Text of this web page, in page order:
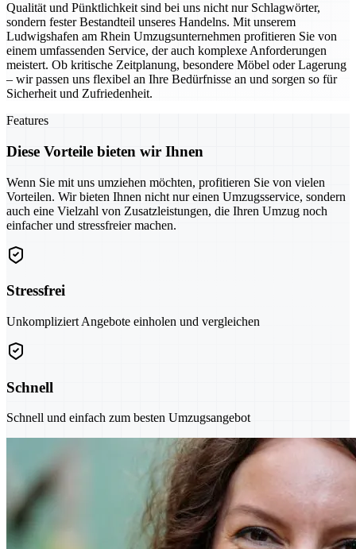
Qualität und Pünktlichkeit sind bei uns nicht nur Schlagwörter,
sondern fester Bestandteil unseres Handelns. Mit unserem
Ludwigshafen am Rhein Umzugsunternehmen profitieren Sie von
einem umfassenden Service, der auch komplexe Anforderungen
meistert. Ob kritische Zeitplanung, besondere Möbel oder Lagerung
– wir passen uns flexibel an Ihre Bedürfnisse an und sorgen so für
Sicherheit und Zufriedenheit.
Features
Diese Vorteile bieten wir Ihnen
Wenn Sie mit uns umziehen möchten, profitieren Sie von vielen
Vorteilen. Wir bieten Ihnen nicht nur einen Umzugsservice, sondern
auch eine Vielzahl von Zusatzleistungen, die Ihren Umzug noch
einfacher und stressfreier machen.
Stressfrei
Unkompliziert Angebote einholen und vergleichen
Schnell
Schnell und einfach zum besten Umzugsangebot